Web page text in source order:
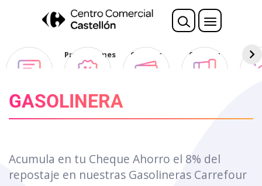
Opina Promociones
Ofertas
Club
Sorteos
GASOLINERA
Acumula en tu Cheque Ahorro el 8% del
repostaje en nuestras Gasolineras Carrefour